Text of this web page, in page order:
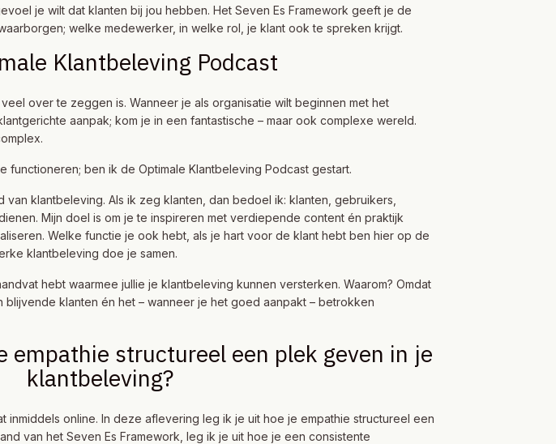
je wilt dat klanten bij jou hebben. Het Seven Es Framework geeft je de
welke medewerker, in welke rol, je klant ook te spreken krijgt.
Klantbeleving Podcast
over te zeggen is. Wanneer je als organisatie wilt beginnen met het
aanpak; kom je in een fantastische – maar ook complexe wereld.
functioneren; ben ik de Optimale Klantbeleving Podcast gestart.
klantbeleving. Als ik zeg klanten, dan bedoel ik: klanten, gebruikers,
Mijn doel is om je te inspireren met verdiepende content én praktijk
Welke functie je ook hebt, als je hart voor de klant hebt ben hier op de
klantbeleving doe je samen.
hebt waarmee jullie je klantbeleving kunnen versterken. Waarom? Omdat
klanten én het – wanneer je het goed aanpakt – betrokken
empathie structureel een plek geven in je
klantbeleving?
inmiddels online. In deze aflevering leg ik je uit hoe je empathie structureel een
van het Seven Es Framework, leg ik je uit hoe je een consistente